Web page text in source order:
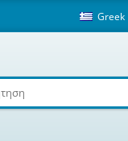
Greek